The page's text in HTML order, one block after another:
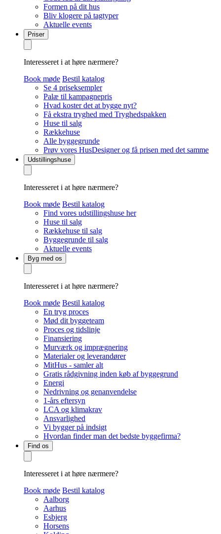
Formen på dit hus
Bliv klogere på tagtyper
Aktuelle events
Priser
Interesseret i at høre nærmere?
Book møde Bestil katalog
Se 4 priseksempler
Palæ til kampagnepris
Hvad koster det at bygge nyt?
Få ekstra tryghed med Tryghedspakken
Huse til salg
Rækkehuse
Alle byggegrunde
Prøv vores HusDesigner og få prisen med det samme
Udstillingshuse
Interesseret i at høre nærmere?
Book møde Bestil katalog
Find vores udstillingshuse her
Huse til salg
Rækkehuse til salg
Byggegrunde til salg
Aktuelle events
Byg med os
Interesseret i at høre nærmere?
Book møde Bestil katalog
En tryg proces
Mød dit byggeteam
Proces og tidslinje
Finansiering
Murværk og imprægnering
Materialer og leverandører
MitHus - samler alt
Gratis rådgivning inden køb af byggegrund
Energi
Nedrivning og genanvendelse
1-års eftersyn
LCA og klimakrav
Ansvarlighed
Vi bygger på indsigt
Hvordan finder man det bedste byggefirma?
Find os
Interesseret i at høre nærmere?
Book møde Bestil katalog
Aalborg
Aarhus
Esbjerg
Horsens